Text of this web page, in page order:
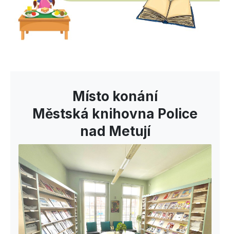
Místo konání
Městská knihovna Police
nad Metují